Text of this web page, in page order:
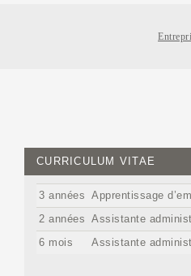
CURRICULUM VITAE
3 années
Apprentissage
2 années
Assistante
6 mois
Assistante